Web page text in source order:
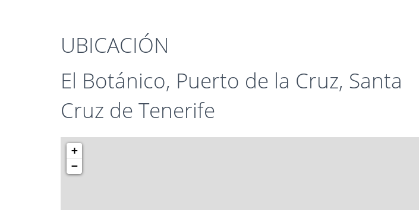
UBICACIÓN
El Botánico, Puerto de la Cruz, Santa
Cruz de Tenerife
+
−